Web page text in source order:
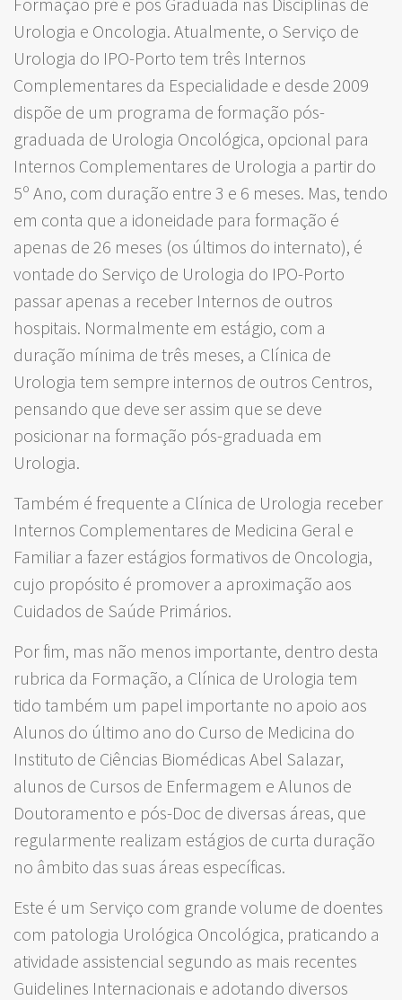
Urologia e Oncologia. Atualmente, o Serviço de
Urologia do IPO-Porto tem três Internos
Complementares da Especialidade e desde 2009
dispõe de um programa de formação pós-
graduada de Urologia Oncológica, opcional para
Internos Complementares de Urologia a partir do
5º Ano, com duração entre 3 e 6 meses. Mas, tendo
em conta que a idoneidade para formação é
apenas de 26 meses (os últimos do internato), é
vontade do Serviço de Urologia do IPO-Porto
passar apenas a receber Internos de outros
hospitais. Normalmente em estágio, com a
duração mínima de três meses, a Clínica de
Urologia tem sempre internos de outros Centros,
pensando que deve ser assim que se deve
posicionar na formação pós-graduada em
Urologia.
Também é frequente a Clínica de Urologia receber
Internos Complementares de Medicina Geral e
Familiar a fazer estágios formativos de Oncologia,
cujo propósito é promover a aproximação aos
Cuidados de Saúde Primários.
Por fim, mas não menos importante, dentro desta
rubrica da Formação, a Clínica de Urologia tem
tido também um papel importante no apoio aos
Alunos do último ano do Curso de Medicina do
Instituto de Ciências Biomédicas Abel Salazar,
alunos de Cursos de Enfermagem e Alunos de
Doutoramento e pós-Doc de diversas áreas, que
regularmente realizam estágios de curta duração
no âmbito das suas áreas específicas.
Este é um Serviço com grande volume de doentes
com patologia Urológica Oncológica, praticando a
atividade assistencial segundo as mais recentes
Guidelines Internacionais e adotando diversos